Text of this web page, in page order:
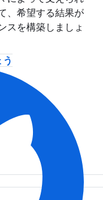
、希望する結果が
スを構築しましょ